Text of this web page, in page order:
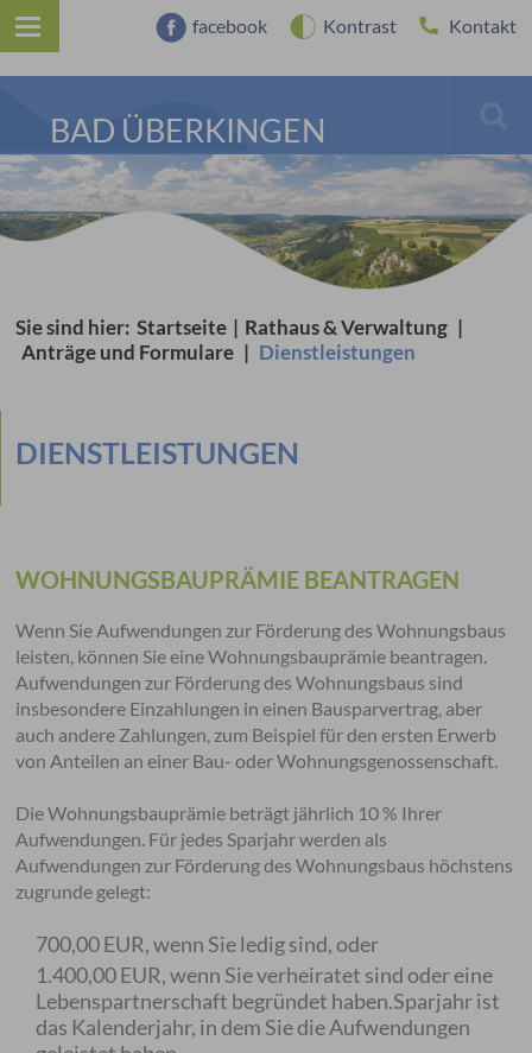
facebook Kontrast Kontakt
BAD ÜBERKINGEN
Sie sind hier: Startseite | Rathaus & Verwaltung |
Anträge und Formulare | Dienstleistungen
DIENSTLEISTUNGEN
WOHNUNGSBAUPRÄMIE BEANTRAGEN
Wenn Sie Aufwendungen zur Förderung des Wohnungsbaus
leisten, können Sie eine Wohnungsbauprämie beantragen.
Aufwendungen zur Förderung des Wohnungsbaus sind
insbesondere Einzahlungen in einen Bausparvertrag, aber
auch andere Zahlungen, zum Beispiel für den ersten Erwerb
von Anteilen an einer Bau- oder Wohnungsgenossenschaft.
Die Wohnungsbauprämie beträgt jährlich 10 % Ihrer
Aufwendungen. Für jedes Sparjahr werden als
Aufwendungen zur Förderung des Wohnungsbaus höchstens
zugrunde gelegt:
700,00 EUR, wenn Sie ledig sind, oder
1.400,00 EUR, wenn Sie verheiratet sind oder eine
Lebenspartnerschaft begründet haben.Sparjahr ist
das Kalenderjahr, in dem Sie die Aufwendungen